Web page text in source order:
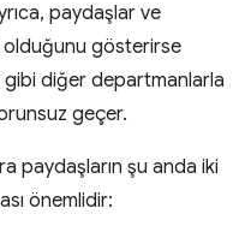
paydaşlar ve
gösterirse
gibi diğer departmanlarla
geçer.
paydaşların şu anda iki
önemlidir: